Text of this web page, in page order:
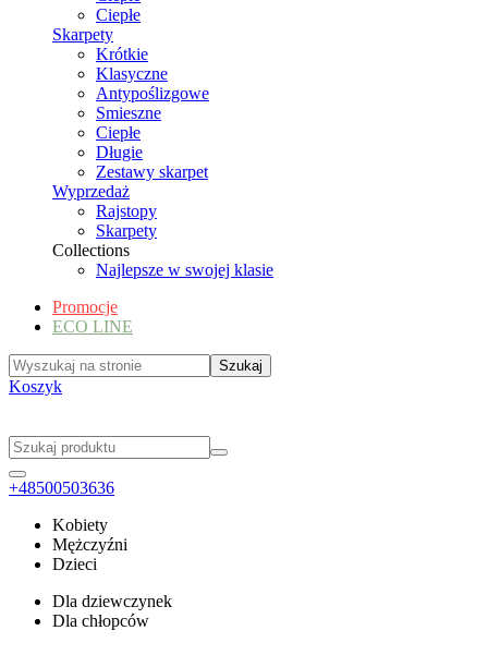
Ciepłe
Skarpety
Krótkie
Klasyczne
Antypoślizgowe
Smieszne
Ciepłe
Długie
Zestawy skarpet
Wyprzedaż
Rajstopy
Skarpety
Collections
Najlepsze w swojej klasie
Promocje
ECO LINE
Koszyk
+48500503636
Kobiety
Mężczyźni
Dzieci
Dla dziewczynek
Dla chłopców